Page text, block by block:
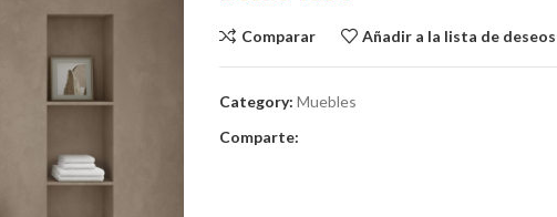
Comparar Añadir a la lista de deseos
Category: Muebles
Comparte: